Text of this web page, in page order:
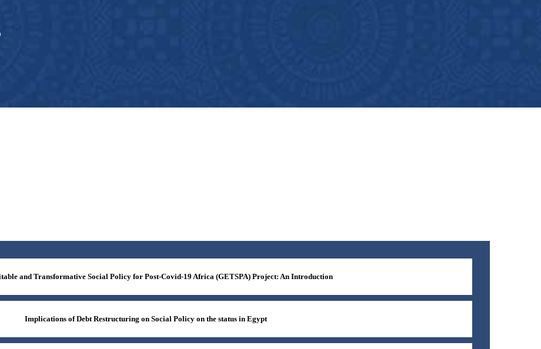
and Transformative Social Policy for Post-Covid-19 Africa (GETSPA) Project: An Introduction
Implications of Debt Restructuring on Social Policy on the status in Egypt